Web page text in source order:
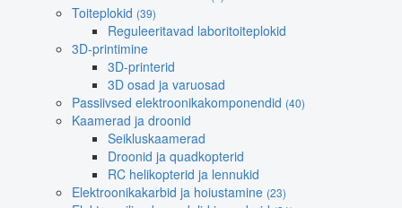
Toiteplokid (39)
Reguleeritavad laboritoiteplokid
3D-printimine
3D-printerid
3D osad ja varuosad
Passiivsed elektroonikakomponendid (40)
Kaamerad ja droonid
Seikluskaamerad
Droonid ja quadkopterid
RC helikopterid ja lennukid
Elektroonikakarbid ja hoiustamine (23)